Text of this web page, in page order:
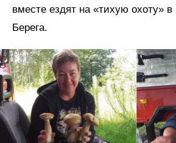
вместе ездят на «тихую охоту» в
Берега.